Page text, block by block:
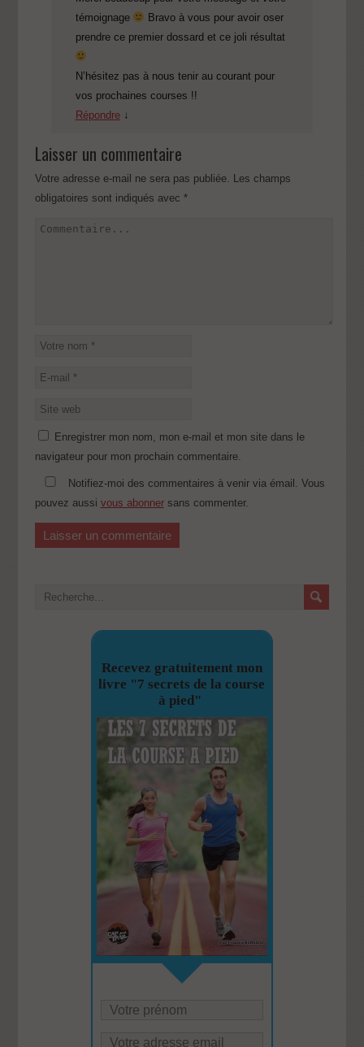
témoignage
Bravo à vous pour avoir oser
prendre ce premier dossard et ce joli résultat
N’hésitez pas à nous tenir au courant pour
vos prochaines courses !!
Répondre ↓
Laisser un commentaire
Votre adresse e-mail ne sera pas publiée. Les champs
obligatoires sont indiqués avec *
Enregistrer mon nom, mon e-mail et mon site dans le
navigateur pour mon prochain commentaire.
Notifiez-moi des commentaires à venir via émail. Vous
pouvez aussi vous abonnersans commenter.
Recevez gratuitement mon
livre "7 secrets de la course
à pied"